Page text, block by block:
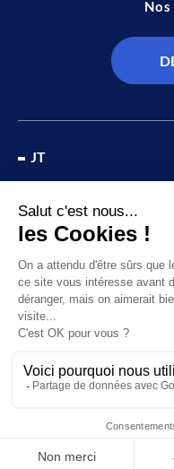
JT
ÉCONOMIE
CULTURE & LOISIRS
SPORT
© 2026 Canal 32 –